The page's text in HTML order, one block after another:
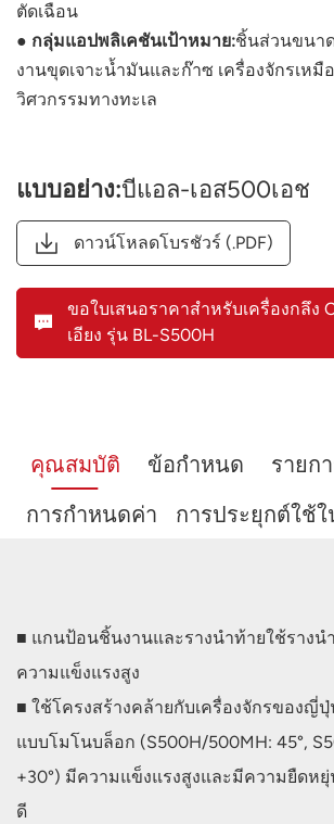
ตัดเฉือน
● กลุ่มแอปพลิเคชันเป้าหมาย:ชิ้นส่วนขนา
งานขุดเจาะน้ำมันและก๊าซ เครื่องจักรเหมื
วิศวกรรมทางทะเล
แบบอย่าง:บีแอล-เอส500เอช
ขอใบเสนอราคาสำหรับเครื่องกลึง
เอียง รุ่น BL-S500H
ดาวน์โหลดโบรชัวร์ (.PDF)
คุณสมบัติ ข้อกำหนด
รายก
การกำหนดค่า
การประยุกต์ใช้
■ แกนป้อนชิ้นงานและรางนำท้ายใช้รางน
ความแข็งแรงสูง
■ ใช้โครงสร้างคล้ายกับเครื่องจักรของญี่
แบบโมโนบล็อก (S500H/500MH: 45°,
+30°) มีความแข็งแรงสูงและมีความยืดห
ดี